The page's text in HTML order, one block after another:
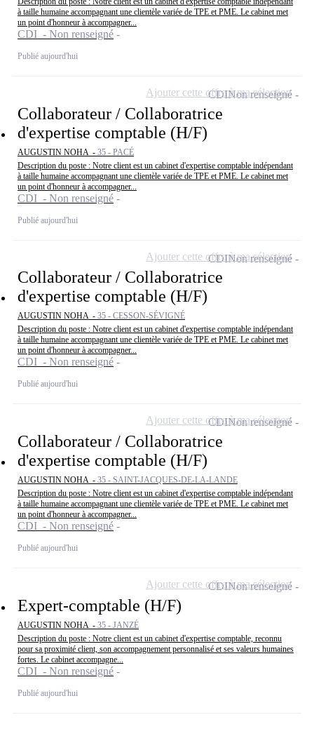
à taille humaine accompagnant une clientèle variée de TPE et PME. Le cabinet met
un point d'honneur à accompagner...
CDI - Non renseigné
Publié aujourd'hui
Collaborateur / Collaboratrice
d'expertise comptable (H/F)
AUGUSTIN NOHA - 35 - PACÉ
Description du poste : Notre client est un cabinet d'expertise comptable indépendant
à taille humaine accompagnant une clientèle variée de TPE et PME. Le cabinet met
un point d'honneur à accompagner...
CDI - Non renseigné
Publié aujourd'hui
CDINon renseigné
Ajouter cette offre à ma sélection
Collaborateur / Collaboratrice
d'expertise comptable (H/F)
AUGUSTIN NOHA - 35 - CESSON-SÉVIGNÉ
Description du poste : Notre client est un cabinet d'expertise comptable indépendant
à taille humaine accompagnant une clientèle variée de TPE et PME. Le cabinet met
un point d'honneur à accompagner...
CDI - Non renseigné
Publié aujourd'hui
CDINon renseigné
Ajouter cette offre à ma sélection
Collaborateur / Collaboratrice
d'expertise comptable (H/F)
AUGUSTIN NOHA - 35 - SAINT-JACQUES-DE-LA-LANDE
Description du poste : Notre client est un cabinet d'expertise comptable indépendant
à taille humaine accompagnant une clientèle variée de TPE et PME. Le cabinet met
un point d'honneur à accompagner...
CDI - Non renseigné
Publié aujourd'hui
CDINon renseigné
Ajouter cette offre à ma sélection
Expert-comptable (H/F)
AUGUSTIN NOHA - 35 - JANZÉ
Description du poste : Notre client est un cabinet d'expertise comptable, reconnu
pour sa proximité client, son accompagnement personnalisé et ses valeurs humaines
fortes. Le cabinet accompagne...
CDI - Non renseigné
Publié aujourd'hui
CDINon renseigné
Ajouter cette offre à ma sélection